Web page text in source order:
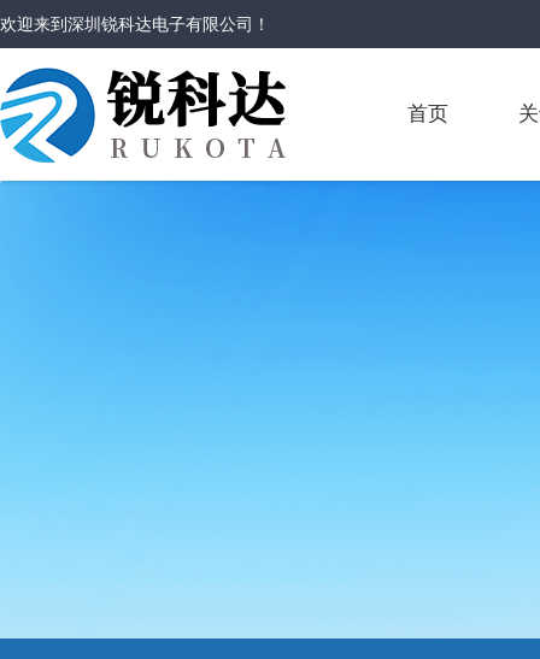
欢迎来到深圳锐科达电子有限公司 ！
首页